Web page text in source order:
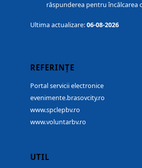
răspunderea pentru
Ultima actualizare:06-08-2026
REFERINȚE
Portal servicii electronice
evenimente.brasovcity.ro
www.spclepbv.ro
www.voluntarbv.ro
UTIL